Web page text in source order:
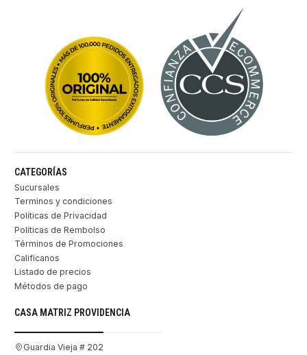
CATEGORÍAS
Sucursales
Terminos y condiciones
Políticas de Privacidad
Políticas de Rembolso
Términos de Promociones
Califícanos
Listado de precios
Métodos de pago
CASA MATRIZ PROVIDENCIA
Guardia Vieja # 202